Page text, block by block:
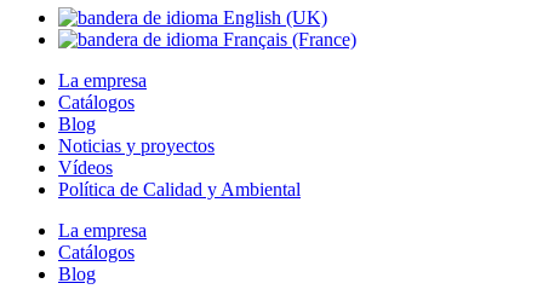
La empresa
Catálogos
Blog
Noticias y proyectos
Vídeos
Política de Calidad y Ambiental
La empresa
Catálogos
Blog